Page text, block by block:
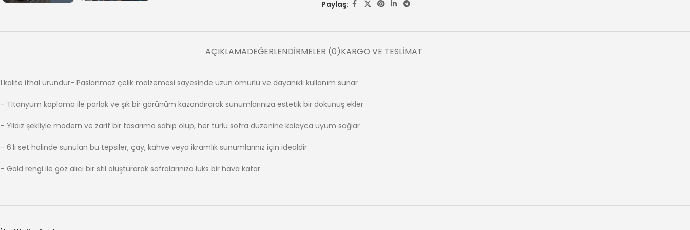
Paylaş:
AÇIKLAMADEĞERLENDIRMELER (0)KARGO VE TESLIMAT
1.kalite ithal üründür- Paslanmaz çelik malzemesi sayesinde uzun ömürlü ve dayanıklı kullanım sunar
– Titanyum kaplama ile parlak ve şık bir görünüm kazandırarak sunumlarınıza estetik bir dokunuş ekler
– Yıldız şekliyle modern ve zarif bir tasarıma sahip olup, her türlü sofra düzenine kolayca uyum sağlar
– 6’lı set halinde sunulan bu tepsiler, çay, kahve veya ikramlık sunumlarınız için idealdir
– Gold rengi ile göz alıcı bir stil oluşturarak sofralarınıza lüks bir hava katar